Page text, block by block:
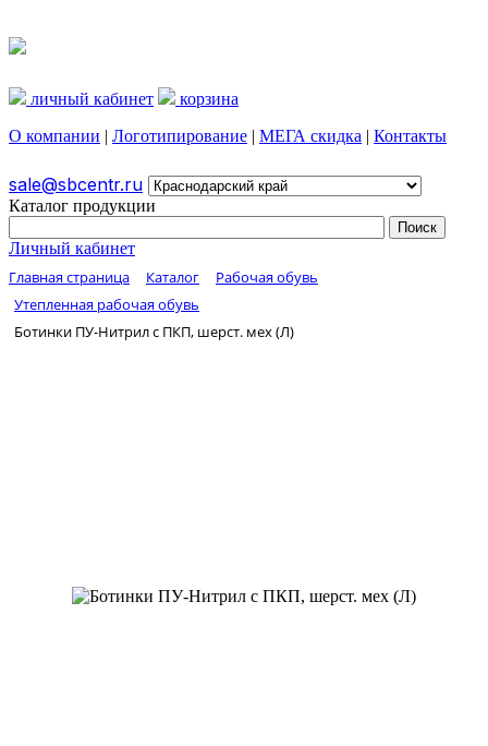
личный кабинет
корзина
О компании | Логотипирование | МЕГА скидка | Контакты
sale@sbcentr.ru
Каталог продукции
Личный кабинет
Главная страница Каталог
Рабочая обувь
Утепленная рабочая обувь
Ботинки ПУ-Нитрил с ПКП, шерст. мех (Л)